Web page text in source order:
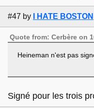
#47 by I HATE BOSTON
Quote from: Cerbère on
Heineman n'est pas
Signé pour les trois